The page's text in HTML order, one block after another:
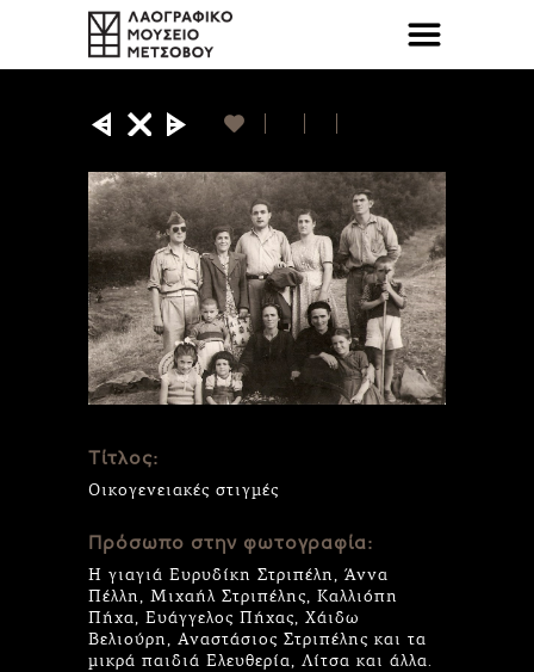
Τίτλος:
Οικογενειακές στιγμές
Πρόσωπο στην φωτογραφία:
Η γιαγιά Ευρυδίκη Στριπέλη, Άννα
Πέλλη, Μιχαήλ Στριπέλης, Καλλιόπη
Πήχα, Ευάγγελος Πήχας, Χάιδω
Βελιούρη, Αναστάσιος Στριπέλης και τα
μικρά παιδιά Ελευθερία, Λίτσα και άλλα.